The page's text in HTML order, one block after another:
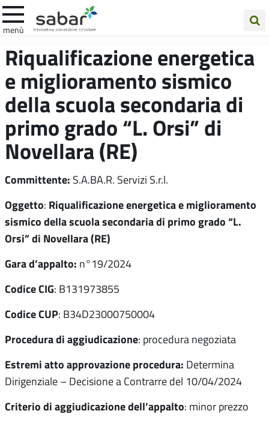
menù
nel
sito
Riqualificazione energetica
e miglioramento sismico
della scuola secondaria di
primo grado “L. Orsi” di
Novellara (RE)
Committente: S.A.BA.R. Servizi S.r.l.
Oggetto: Riqualificazione energetica e miglioramento
sismico della scuola secondaria di primo grado “L.
Orsi” di Novellara (RE)
Gara d’appalto: n°19/2024
Codice CIG: B131973855
Codice CUP: B34D23000750004
Procedura di aggiudicazione: procedura negoziata
Estremi atto approvazione procedura: Determina
Dirigenziale – Decisione a Contrarre del 10/04/2024
Criterio di aggiudicazione dell’appalto: minor prezzo